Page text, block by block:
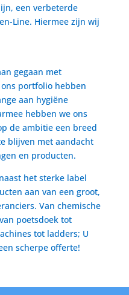
een verbeterde
Line. Hiermee zijn wij
gegaan met
portfolio hebben
aan hygiëne
hebben we ons
de ambitie een breed
blijven met aandacht
en producten.
het sterke label
aan van een groot,
Van chemische
poetsdoek tot
tot ladders; U
scherpe offerte!